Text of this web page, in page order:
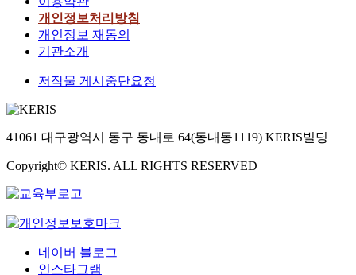
개인정보처리방침
개인정보 재동의
기관소개
저작물 게시중단요청
41061 대구광역시 동구 동내로 64(동내동1119) KERIS빌딩
Copyright© KERIS. ALL RIGHTS RESERVED
네이버 블로그
인스타그램